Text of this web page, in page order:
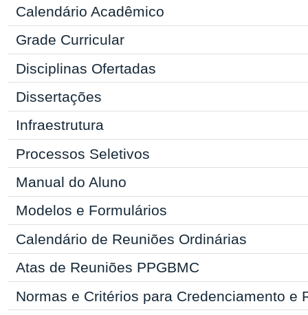
Calendário Acadêmico
Grade Curricular
Disciplinas Ofertadas
Dissertações
Infraestrutura
Processos Seletivos
Manual do Aluno
Modelos e Formulários
Calendário de Reuniões Ordinárias
Atas de Reuniões PPGBMC
Normas e Critérios para Credenciamento e